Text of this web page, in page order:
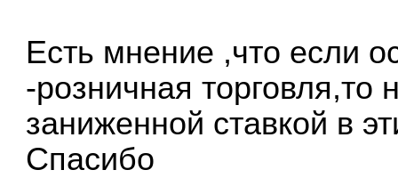
Есть мнение ,что если
-розничная
заниженной ставкой в
Спасибо